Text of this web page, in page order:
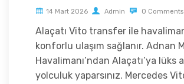
14 Mart 2026 Admin 0 Comments
Alaçatı Vito transfer ile
konforlu ulaşım sağlanır. Adnan
Havalimanı’ndan Alaçatı’ya lüks
yolculuk yaparsınız. Mercedes